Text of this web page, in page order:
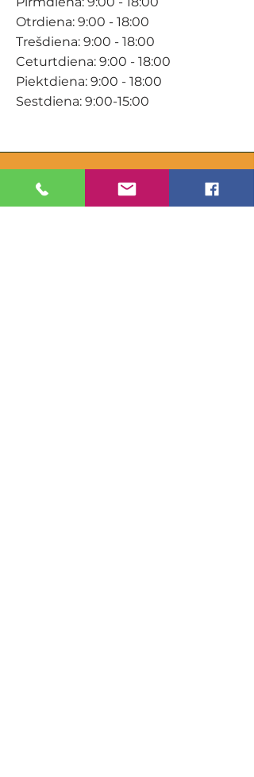
Otrdiena: 9:00 - 18:00
Trešdiena: 9:00 - 18:00
Ceturtdiena: 9:00 - 18:00
Piektdiena: 9:00 - 18:00
Sestdiena: 9:00-15:00
KONTAKTI